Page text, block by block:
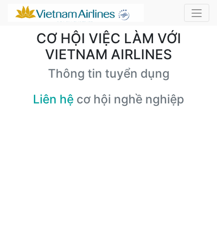
CƠ HỘI VIỆC LÀM VỚI
VIETNAM AIRLINES
Thông tin tuyển dụng
Liên hệ cơ hội nghề nghiệp